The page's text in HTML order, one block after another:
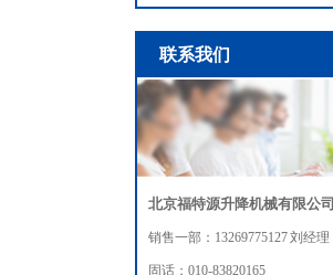
联系我们
北京福特源升降机械有限公司
销售一部：13269775127 刘经理
固话：010-83820165